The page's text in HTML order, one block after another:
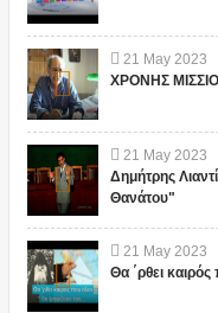
21 May 2023
ΧΡΟΝΗΣ
21 May 2023
Δημήτρης
Θανάτου"
21 May 2023
Θα ΄ρθει